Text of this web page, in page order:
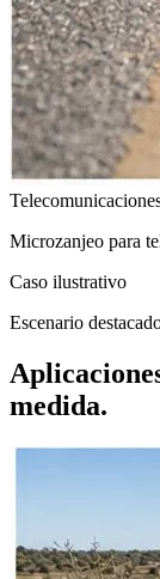
Microzanjeo para
Caso ilustrativo
Escenario
medida.